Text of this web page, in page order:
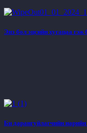
Энэ бол эцсийн хугацаа гэж
Би дарангуйлагчийн